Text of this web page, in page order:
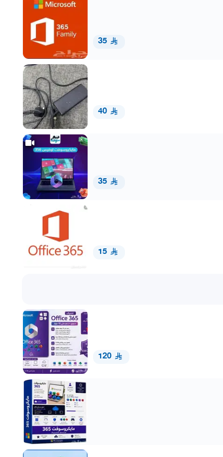
35
40
35
15
120